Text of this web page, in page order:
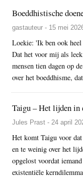
Boeddhistische
gastauteur - 15 mei
Loekie: 'Ik ben ook
Dat het voor mij als
mensen tien dagen op
over het boeddhisme,
Taigu – Het lijden in
Jules Prast - 24 april
Het komt Taigu voor dat
en te weinig over het
opgelost voordat
existentiële